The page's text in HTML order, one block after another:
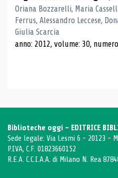
Oriana Bozzarelli, Maria
Ferrus, Alessandro Leccese,
Giulia Scarcia
anno: 2012, volume: 30,
Biblioteche oggi - EDITRICE
Sede legale: Via Lesmi 6 - 20123 -
P.IVA, C.F. 01823660152
R.E.A. C.C.I.A.A. di Milano N. Rea